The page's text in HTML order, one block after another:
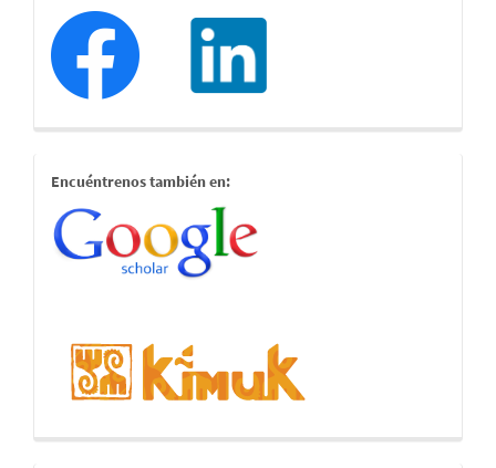
redessociales
estamostambien
Encuéntrenos también en: